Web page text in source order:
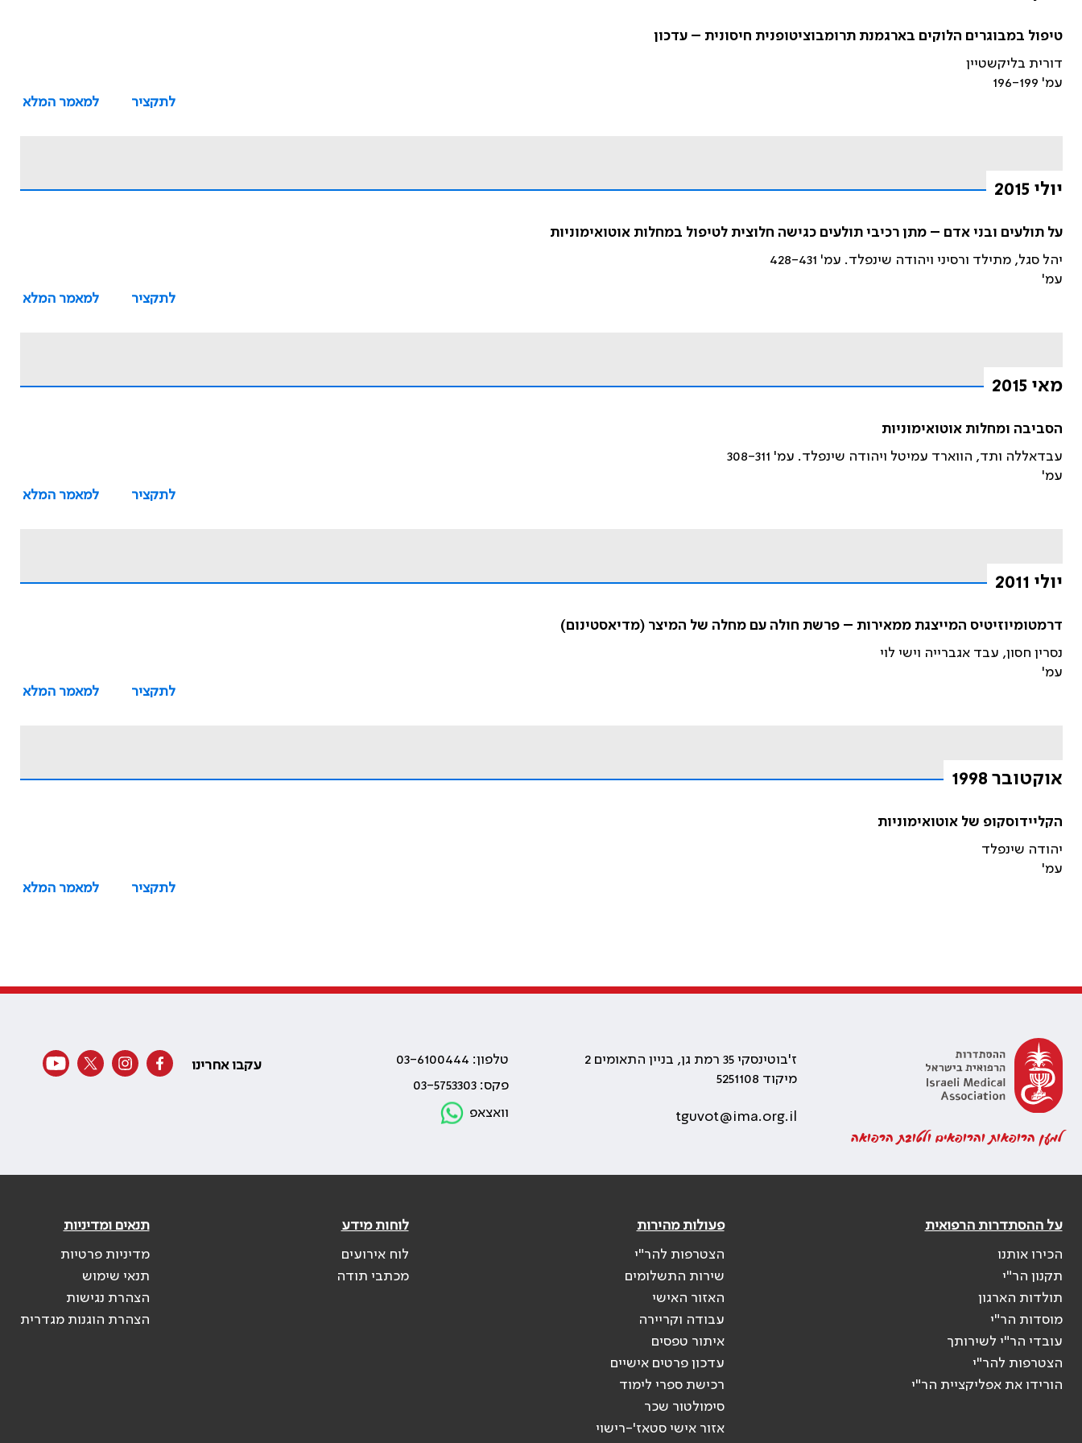
טיפול במבוגרים הלוקים בארגמנת תרומבוציטופנית חיסונית – עדכון
דורית בליקשטיין
עמ' 196-199
לתקציר
למאמר המלא
יולי 2015
על תולעים ובני אדם – מתן רכיבי תולעים כגישה חלוצית לטיפול במחלות אוטואימוניות
יהל סגל, מתילד ורסיני ויהודה שינפלד. עמ' 428-431
עמ'
לתקציר
למאמר המלא
מאי 2015
הסביבה ומחלות אוטואימוניות
עבדאללה ותד, הווארד עמיטל ויהודה שינפלד. עמ' 308-311
עמ'
לתקציר
למאמר המלא
יולי 2011
דרמטומיוזיטיס המייצגת ממאירות – פרשת חולה עם מחלה של המיצר (מדיאסטינום)
נסרין חסון, עבד אגברייה וישי לוי
עמ'
לתקציר
למאמר המלא
אוקטובר 1998
הקליידוסקופ של אוטואימוניות
יהודה שינפלד
עמ'
לתקציר
למאמר המלא
למען הרופאות והרופאים ולטובת הרפואה
ז'בוטינסקי 35 רמת גן, בניין התאומים 2
מיקוד 5251108
tguvot@ima.org.il
טלפון: 03-6100444
פקס: 03-5753303
וואצאפ
עקבו אחרינו
על ההסתדרות הרפואית
הכירו אותנו
תקנון הר"י
תולדות הארגון
מוסדות הר"י
עובדי הר"י לשירותך
הצטרפות להר"י
הורידו את אפליקציית הר"י
פעולות מהירות
הצטרפות להר"י
שירות התשלומים
האזור האישי
עבודה וקריירה
איתור טפסים
עדכון פרטים אישיים
רכישת ספרי לימוד
סימולטור שכר
אזור אישי סטאז'-רישוי
לוחות מידע
לוח אירועים
מכתבי תודה
תנאים ומדיניות
מדיניות פרטיות
תנאי שימוש
הצהרת נגישות
הצהרת הוגנות מגדרית